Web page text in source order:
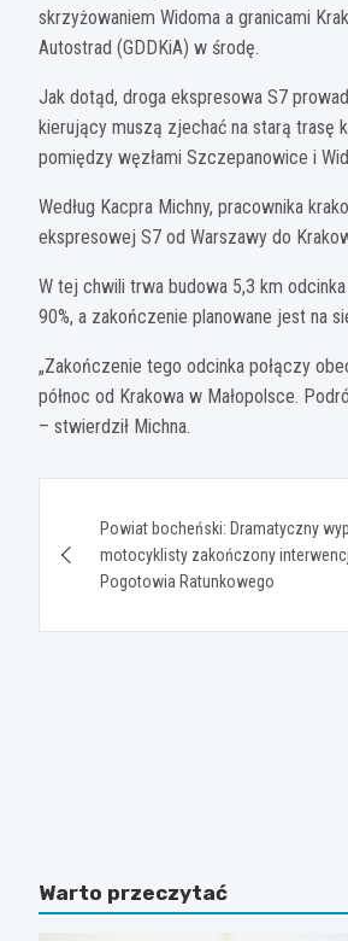
skrzyżowaniem Widoma a granicami
Autostrad (GDDKiA) w środę.
Jak dotąd, droga ekspresowa S7
kierujący muszą zjechać na starą trasę
pomiędzy węzłami Szczepanowice i
Według Kacpra Michny, pracownika
ekspresowej S7 od Warszawy do
W tej chwili trwa budowa 5,3 km
90%, a zakończenie planowane jest na
„Zakończenie tego odcinka połączy
północ od Krakowa w Małopolsce.
– stwierdził Michna.
wpisuPowiat bocheński: Dramatyczny
motocyklisty zakończony
Pogotowia Ratunkowego
Warto przeczytać